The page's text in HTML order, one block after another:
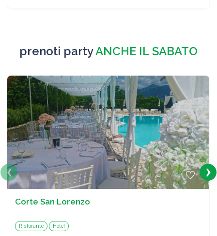
prenoti partyANCHE IL SABATO
Corte San Lorenzo
Ristorante Hotel
‹ ›